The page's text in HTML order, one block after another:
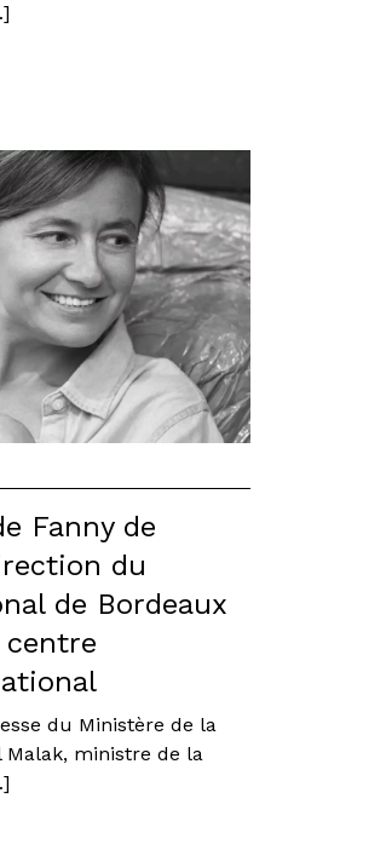
Fanny de
du
de Bordeaux
centre
du Ministère de la
ministre de la